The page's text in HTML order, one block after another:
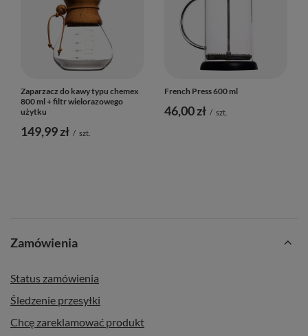
Zaparzacz do kawy typu chemex
800 ml + filtr wielorazowego
użytku
149,99 zł / szt.
French Press 600 ml
46,00 zł / szt.
Zamówienia
Status zamówienia
Śledzenie przesyłki
Chcę zareklamować produkt